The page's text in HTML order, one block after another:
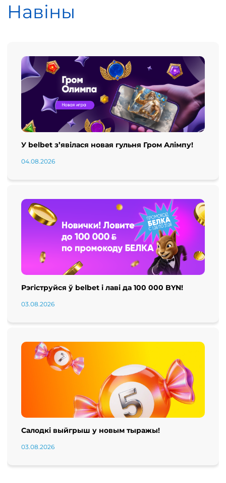
Навіны
У belbet з’явілася новая гульня Гром Алімпу!
04.08.2026
Рэгіструйся ў belbet і лаві да 100 000 BYN!
03.08.2026
Салодкі выйгрыш у новым тыражы!
03.08.2026